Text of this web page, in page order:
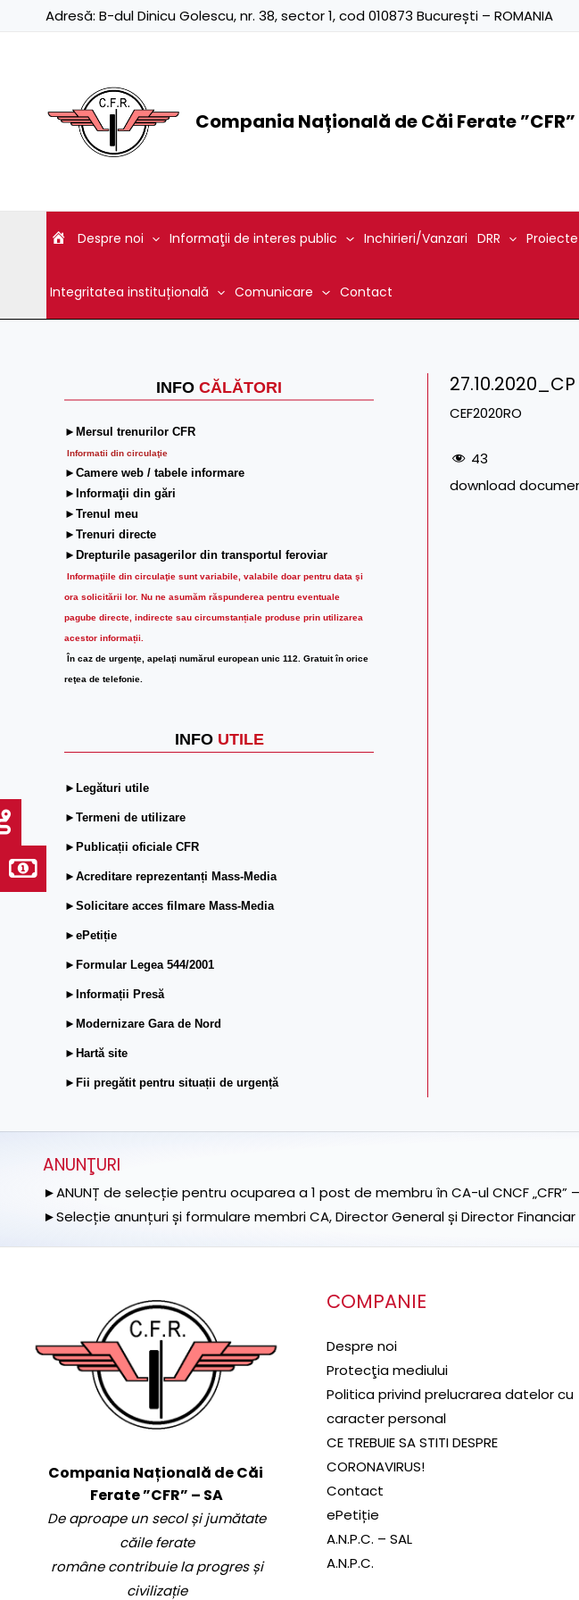
Adresă: B-dul Dinicu Golescu, nr. 38, sector 1, cod 010873 București – ROMANIA
Compania Națională de Căi Ferate ”CFR”
Despre noi Informaţii de interes public Inchirieri/Vanzari DRR
Integritatea instituțională Comunicare Contact
INFO CĂLĂTORI
►Mersul trenurilor CFR
Informatii din circulaţie
►Camere web / tabele informare
►Informaţii din gări
►Trenul meu
►Trenuri directe
►Drepturile pasagerilor din transportul feroviar
Informaţiile din circulaţie sunt variabile, valabile doar pentru data şi
ora solicitării lor. Nu ne asumăm răspunderea pentru eventuale
pagube directe, indirecte sau circumstanțiale produse prin utilizarea
acestor informații.
În caz de urgenţe, apelaţi numărul european unic 112. Gratuit în orice
reţea de telefonie.
INFO UTILE
►Legături utile
►Termeni de utilizare
►Publicații oficiale CFR
►Acreditare reprezentanți Mass-Media
►Solicitare acces filmare Mass-Media
►ePetiție
►Formular Legea 544/2001
►Informații Presă
►Modernizare Gara de Nord
►Hartă site
►Fii pregătit pentru situații de urgență
CEF2020RO
43
download
ANUNŢURI
►ANUNȚ de selecție pentru ocuparea a 1 post de membru în CA-ul CNCF „CFR”
►Selecție anunțuri și formulare membri CA, Director General și Director Financiar
Compania Națională de Căi
Ferate ”CFR” – SA
De aproape un secol și jumătate
căile ferate
române contribuie la progres și
civilizație
COMPANIE
Despre noi
Protecţia mediului
Politica privind prelucrarea datelor cu
caracter personal
CE TREBUIE SA STITI DESPRE
CORONAVIRUS!
Contact
ePetiție
A.N.P.C. – SAL
A.N.P.C.